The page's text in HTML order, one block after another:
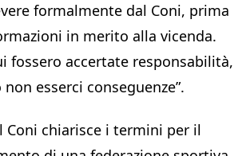
formalmente dal Coni, prima
in merito alla vicenda.
fossero accertate responsabilità,
esserci conseguenze”.
Coni chiarisce i termini per il